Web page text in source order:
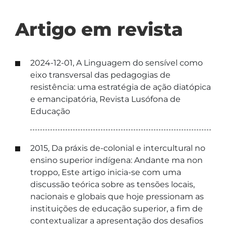
Artigo em revista
2024-12-01, A Linguagem do sensível como
eixo transversal das pedagogias de
resistência: uma estratégia de ação diatópica
e emancipatória, Revista Lusófona de
Educação
2015, Da práxis de-colonial e intercultural no
ensino superior indígena: Andante ma non
troppo, Este artigo inicia-se com uma
discussão teórica sobre as tensões locais,
nacionais e globais que hoje pressionam as
instituições de educação superior, a fim de
contextualizar a apresentação dos desafios